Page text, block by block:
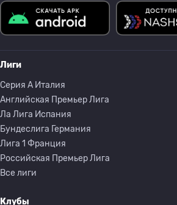
Лиги
Серия A Италия
Английская Премьер Лига
Ла Лига Испания
Бундеслига Германия
Лига 1 Франция
Российская Премьер Лига
Все лиги
Клубы